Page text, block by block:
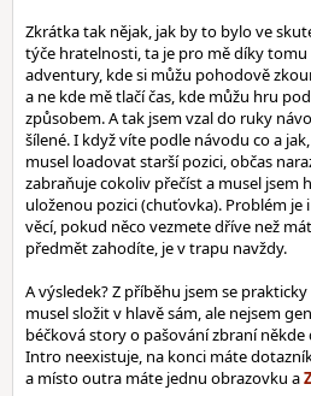
Zkrátka tak nějak, jak by to bylo ve
týče hratelnosti, ta je pro mě díky tomu
adventury, kde si můžu pohodově
a ne kde mě tlačí čas, kde můžu hru
způsobem. A tak jsem vzal do ruky
šílené. I když víte podle návodu co a
musel loadovat starší pozici, občas
zabraňuje cokoliv přečíst a musel jsem
uloženou pozici (chuťovka). Problém je
věcí, pokud něco vezmete dříve než
předmět zahodíte, je v trapu navždy.
A výsledek? Z příběhu jsem se
musel složit v hlavě sám, ale nejsem
béčková story o pašování zbraní
Intro neexistuje, na konci máte
a místo outra máte jednu obrazovku a